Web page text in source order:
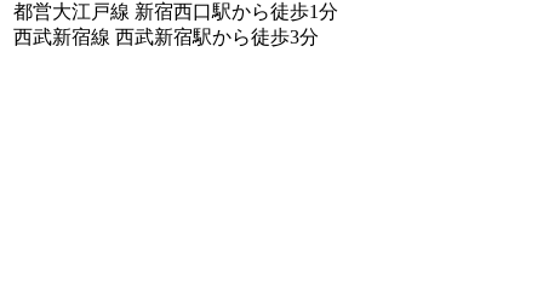
都営大江戸線 新宿西口駅から徒歩1分
西武新宿線 西武新宿駅から徒歩3分